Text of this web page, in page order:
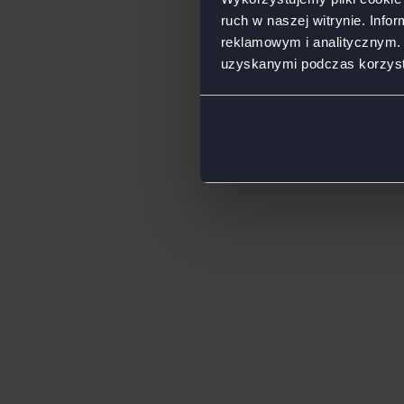
ruch w naszej witrynie.
reklamowym i
uzyskanymi podczas